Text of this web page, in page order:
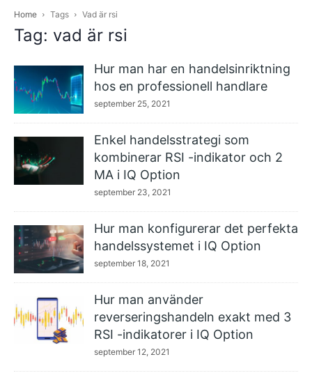
Home Tags Vad är rsi
Tag: vad är rsi
Hur man har en handelsinriktning
hos en professionell handlare
september 25, 2021
Enkel handelsstrategi som
kombinerar RSI -indikator och 2
MA i IQ Option
september 23, 2021
Hur man konfigurerar det perfekta
handelssystemet i IQ Option
september 18, 2021
Hur man använder
reverseringshandeln exakt med 3
RSI -indikatorer i IQ Option
september 12, 2021